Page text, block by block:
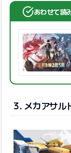
あわせて読
3. メカアサル